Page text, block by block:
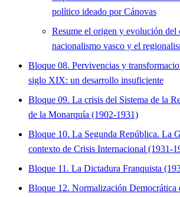
político ideado por Cánovas
Resume el origen y evolución del
nacionalismo vasco y el
Bloque 08. Pervivencias y
siglo XIX: un desarrollo insuficiente
Bloque 09. La crisis del Sistema de la
de la Monarquía (1902-1931)
Bloque 10. La Segunda República. La
contexto de Crisis Internacional (1931-
Bloque 11. La Dictadura Franquista
Bloque 12. Normalización Democrática